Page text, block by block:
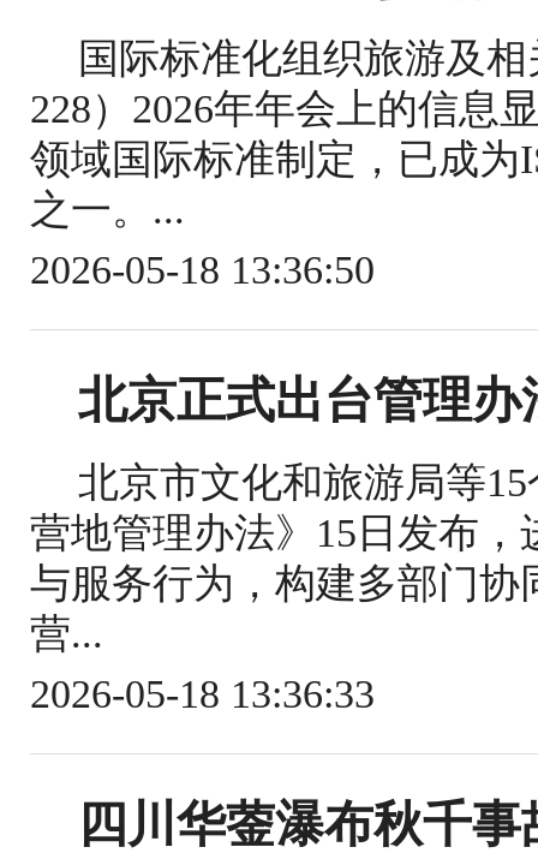
国际标准化组织旅游及
228）2026年年会上的信息
领域国际标准制定，已成为
之一。...
2026-05-18 13:36:50
北京正式出台管理
北京市文化和旅游局等
营地管理办法》15日发布
与服务行为，构建多部门
营...
2026-05-18 13:36:33
四川华蓥瀑布秋千